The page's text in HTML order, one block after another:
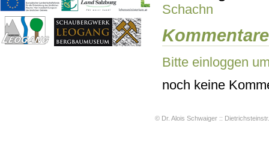
Schachn
Kommentare
Bitte einloggen
noch keine
© Dr. Alois Schwaiger ::